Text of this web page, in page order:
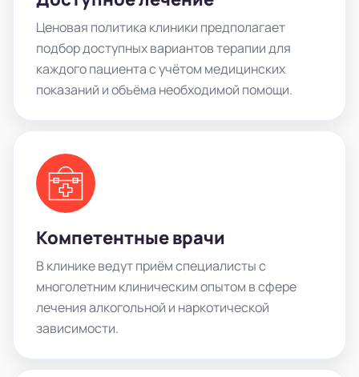
Ценовая политика клиники предполагает
подбор доступных вариантов терапии для
каждого пациента с учётом медицинских
показаний и объёма необходимой помощи.
Компетентные врачи
В клинике ведут приём специалисты с
многолетним клиническим опытом в сфере
лечения алкогольной и наркотической
зависимости.